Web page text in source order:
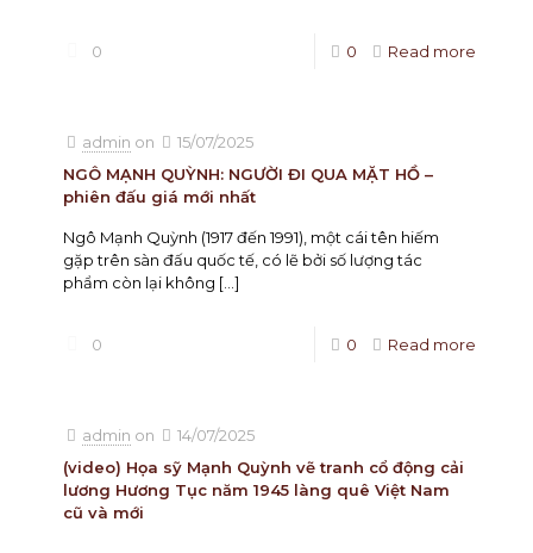
0 0 Read more
admin on
15/07/2025
NGÔ MẠNH QUỲNH: NGƯỜI ĐI QUA MẶT HỒ –
phiên đấu giá mới nhất
Ngô Mạnh Quỳnh (1917 đến 1991), một cái tên hiếm
gặp trên sàn đấu quốc tế, có lẽ bởi số lượng tác
phẩm còn lại không […]
0 0 Read more
admin on
14/07/2025
(video) Họa sỹ Mạnh Quỳnh vẽ tranh cổ động cải
lương Hương Tục năm 1945 làng quê Việt Nam
cũ và mới